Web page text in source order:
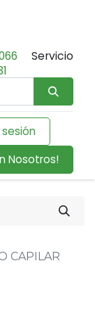
Servicio
Nosotros!
CAPILAR